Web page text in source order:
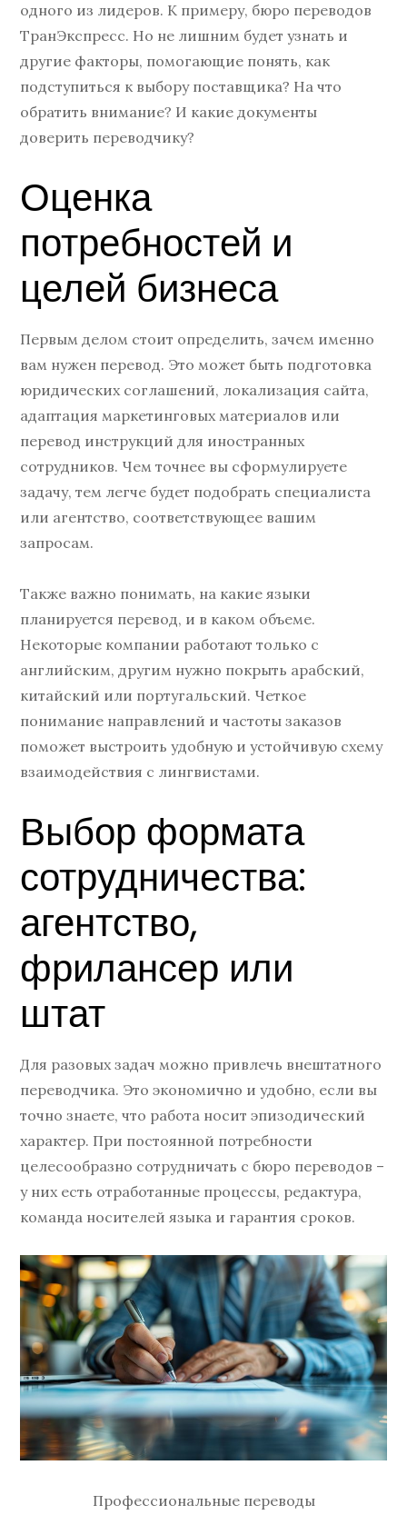
одного из лидеров. К примеру, бюро переводов
ТранЭкспресс. Но не лишним будет узнать и
другие факторы, помогающие понять, как
подступиться к выбору поставщика? На что
обратить внимание? И какие документы
доверить переводчику?
Оценка
потребностей и
целей бизнеса
Первым делом стоит определить, зачем именно
вам нужен перевод. Это может быть подготовка
юридических соглашений, локализация сайта,
адаптация маркетинговых материалов или
перевод инструкций для иностранных
сотрудников. Чем точнее вы сформулируете
задачу, тем легче будет подобрать специалиста
или агентство, соответствующее вашим
запросам.
Также важно понимать, на какие языки
планируется перевод, и в каком объеме.
Некоторые компании работают только с
английским, другим нужно покрыть арабский,
китайский или португальский. Четкое
понимание направлений и частоты заказов
поможет выстроить удобную и устойчивую схему
взаимодействия с лингвистами.
Выбор формата
сотрудничества:
агентство,
фрилансер или
штат
Для разовых задач можно привлечь внештатного
переводчика. Это экономично и удобно, если вы
точно знаете, что работа носит эпизодический
характер. При постоянной потребности
целесообразно сотрудничать с бюро переводов –
у них есть отработанные процессы, редактура,
команда носителей языка и гарантия сроков.
Профессиональные переводы